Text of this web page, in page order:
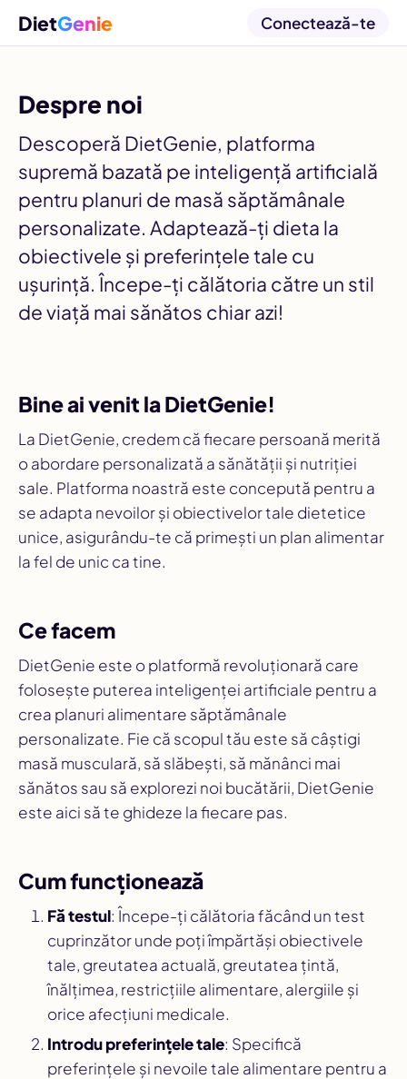
DietGenie Conectează-te
Despre noi
Descoperă DietGenie, platforma
supremă bazată pe inteligență artificială
pentru planuri de masă săptămânale
personalizate. Adaptează-ți dieta la
obiectivele și preferințele tale cu
ușurință. Începe-ți călătoria către un stil
de viață mai sănătos chiar azi!
Bine ai venit la DietGenie!
La DietGenie, credem că fiecare persoană merită
o abordare personalizată a sănătății și nutriției
sale. Platforma noastră este concepută pentru a
se adapta nevoilor și obiectivelor tale dietetice
unice, asigurându-te că primești un plan alimentar
la fel de unic ca tine.
Ce facem
DietGenie este o platformă revoluționară care
folosește puterea inteligenței artificiale pentru a
crea planuri alimentare săptămânale
personalizate. Fie că scopul tău este să câștigi
masă musculară, să slăbești, să mănânci mai
sănătos sau să explorezi noi bucătării, DietGenie
este aici să te ghideze la fiecare pas.
Cum funcționează
Fă testul: Începe-ți călătoria făcând un test
cuprinzător unde poți împărtăși obiectivele
tale, greutatea actuală, greutatea țintă,
înălțimea, restricțiile alimentare, alergiile și
orice afecțiuni medicale.
Introdu preferințele tale: Specifică
preferințele și nevoile tale alimentare pentru a